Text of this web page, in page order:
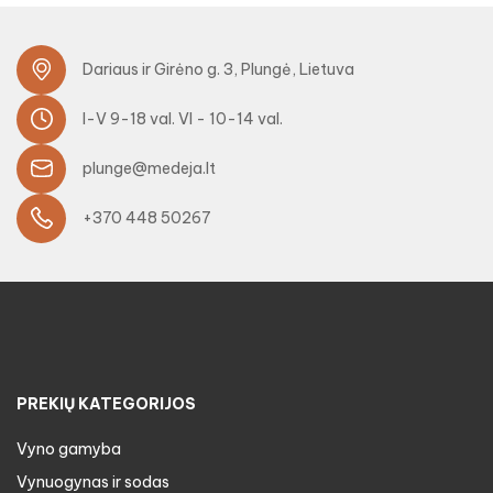
Dariaus ir Girėno g. 3, Plungė, Lietuva
I-V 9-18 val. VI - 10-14 val.
plunge@medeja.lt
+370 448 50267
PREKIŲ KATEGORIJOS
Vyno gamyba
Vynuogynas ir sodas